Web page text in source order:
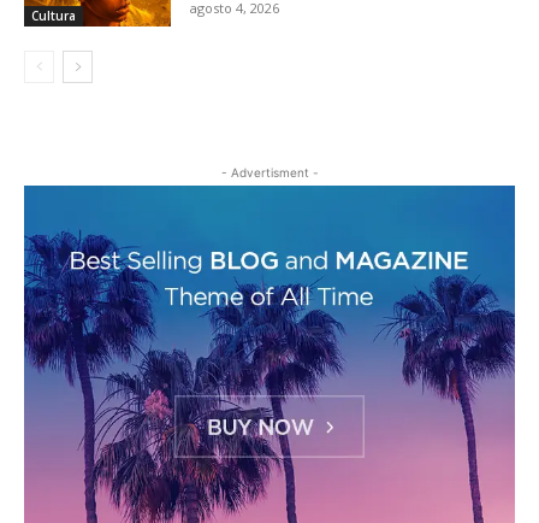
Cultura agosto 4, 2026
- Advertisment -